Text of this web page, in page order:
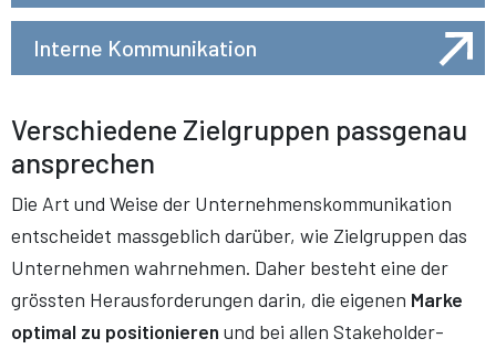
Interne Kommunikation
Verschiedene Zielgruppen passgenau
ansprechen
Die Art und Weise der Unternehmenskommunikation
entscheidet massgeblich darüber, wie Zielgruppen das
Unternehmen wahrnehmen. Daher besteht eine der
grössten Herausforderungen darin, die eigenen Marke
optimal zu positionieren und bei allen Stakeholder-